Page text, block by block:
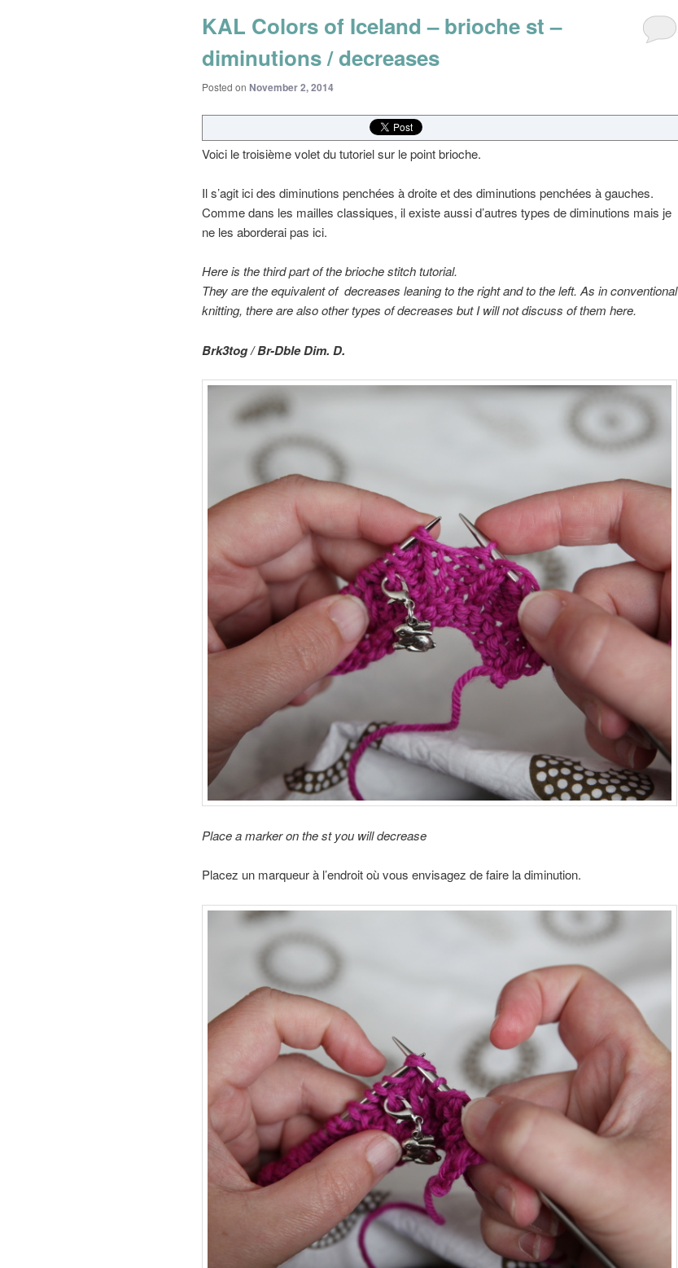
KAL Colors of Iceland – brioche st –
diminutions / decreases
Posted on November 2, 2014
Voici le troisième volet du tutoriel sur le point brioche.
Il s’agit ici des diminutions penchées à droite et des diminutions penchées à gauches.
Comme dans les mailles classiques, il existe aussi d’autres types de diminutions mais je
ne les aborderai pas ici.
Here is thethird part of thebrioche stitch tutorial.
They are the equivalent ofdecreases leaning to the right and to the left. As in conventional
knitting, there arealso othertypes of decreases but I willnot discuss of them here.
Brk3tog / Br-Dble Dim. D.
Place a marker on the st you will decrease
Placez un marqueur à l’endroit où vous envisagez de faire la diminution.